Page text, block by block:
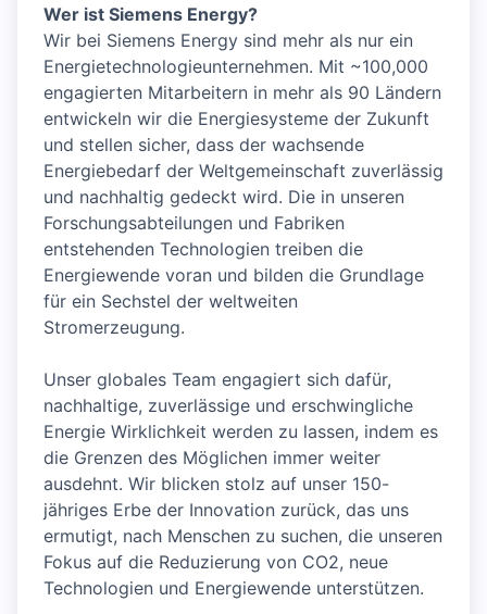
Wer ist Siemens Energy?
Wir bei Siemens Energy sind mehr als nur ein
Energietechnologieunternehmen. Mit ~100,000
engagierten Mitarbeitern in mehr als 90 Ländern
entwickeln wir die Energiesysteme der Zukunft
und stellen sicher, dass der wachsende
Energiebedarf der Weltgemeinschaft zuverlässig
und nachhaltig gedeckt wird. Die in unseren
Forschungsabteilungen und Fabriken
entstehenden Technologien treiben die
Energiewende voran und bilden die Grundlage
für ein Sechstel der weltweiten
Stromerzeugung.
Unser globales Team engagiert sich dafür,
nachhaltige, zuverlässige und erschwingliche
Energie Wirklichkeit werden zu lassen, indem es
die Grenzen des Möglichen immer weiter
ausdehnt. Wir blicken stolz auf unser 150-
jähriges Erbe der Innovation zurück, das uns
ermutigt, nach Menschen zu suchen, die unseren
Fokus auf die Reduzierung von CO2, neue
Technologien und Energiewende unterstützen.